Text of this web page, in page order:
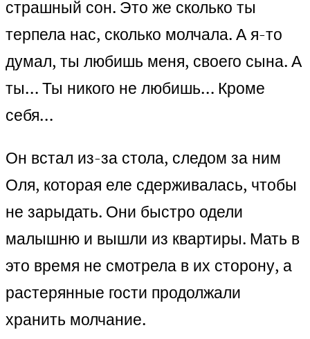
страшный сон. Это же сколько ты
терпела нас, сколько молчала. А я-то
думал, ты любишь меня, своего сына. А
ты… Ты никого не любишь… Кроме
себя…
Он встал из-за стола, следом за ним
Оля, которая еле сдерживалась, чтобы
не зарыдать. Они быстро одели
малышню и вышли из квартиры. Мать в
это время не смотрела в их сторону, а
растерянные гости продолжали
хранить молчание.